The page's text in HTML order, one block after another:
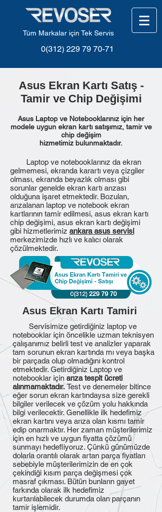
Tüm Markalar için Tek Servis
0(312) 229 79 70-71
Asus Ekran Kartı Satış -
Tamir ve Chip Değişimi
Asus Laptop ve Notebooklarınız için her
modele uygun ekran kartı satışımız, tamir ve
chip değişim
hizmetimiz bulunmaktadır.
Laptop ve notebooklarınız da ekran
gelmemesi, ekranda karartı veya çizgiler
olması, ekranda beyazlık olması gibi
sorunlar genelde ekran kartı arızası
olduğuna işaret etmektedir. Bozulan,
arızalanan laptop ve notebook ekran
kartlarının tamir edilmesi, asus ekran kartı
chip değişimi, asus ekran kartı değişimi
gibi hizmetlerimiz ankara asus servisi
merkezimizde hızlı ve kalıcı olarak
çözülmektedir.
Asus Ekran Kartı Tamiri
Servisimize getirdiğiniz laptop ve
notebooklar için öncelikle uzman teknisyen
çalışanımız belirli test ve analizler yaparak
tam sorunun ekran kartında mı veya başka
bir parçada olup olmadığını kontrol
etmektedir. Getirdiğiniz Laptop ve
notebooklar için arıza tespit ücreti
alınmamaktadır.Test ve denemeler bitince
eğer sorun ekran kartındaysa size gerekli
bilgiler verilecek ve çözüm yolu hakkında
bilgi verilecektir. Genellikle ilk hedefimiz
ekran kartını veya arıza olan kısmı tamir
edip onarmaktır. Her zaman müşterilerimiz
için en hızlı ve uygun fiyatta çözümü
sunmayı hedefliyoruz. Çünkü günümüzde
dolarla orantılı olarak artan parça fiyatları
sebebiyle müşterilerimizin de en çok
çekindiği kısım parça değişmesi çok
masraf çıkması. Bütün bunların gayet
farkında olarak ilk hedefimiz
kurtarılabilecek durumda olan parçanın
tamir işlemidir.